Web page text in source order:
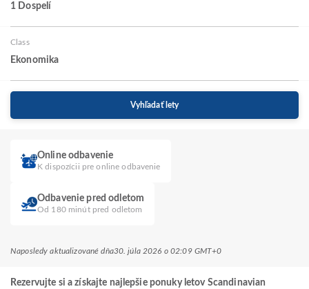
1 Dospelí
Class
Ekonomika
Vyhľadať lety
Online odbavenie
K dispozícii pre online odbavenie
Odbavenie pred odletom
Od 180 minút pred odletom
Naposledy aktualizované dňa30. júla 2026 o 02:09 GMT+0
Rezervujte si a získajte najlepšie ponuky letov Scandinavian